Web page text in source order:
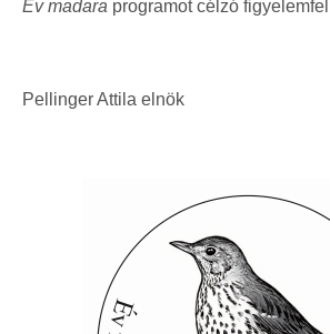
Év madara programot célzó
Pellinger Attila elnök